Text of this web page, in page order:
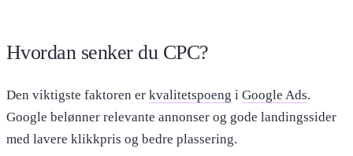
Hvordan senker du CPC?
Den viktigste faktoren er kvalitetspoeng i Google Ads.
Google belønner relevante annonser og gode landingssider
med lavere klikkpris og bedre plassering.